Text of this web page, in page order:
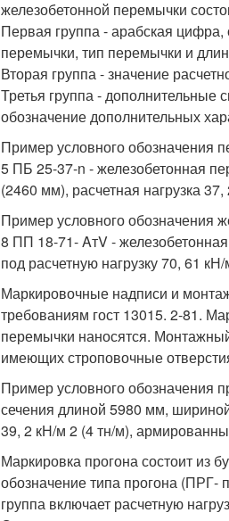
железобетонной перемычки
Первая группа - арабская
перемычки, тип перемычки и
Вторая группа - значение
Третья группа - дополнительные
обозначение дополнительных
Пример условного обозначения
5 ПБ 25-37-n - железобетонная
(2460 мм), расчетная нагрузка
Пример условного обозначения
8 ПП 18-71- AтV -
под расчетную нагрузку 70, 61
Маркировочные надписи и
требованиям гост 13015. 2-81.
перемычки наносятся.
имеющих строповочные
Пример условного обозначения
сечения длиной 5980 мм,
39, 2 кН/м 2 (4 тн/м),
Маркировка прогона состоит из
обозначение типа прогона
группа включает расчетную